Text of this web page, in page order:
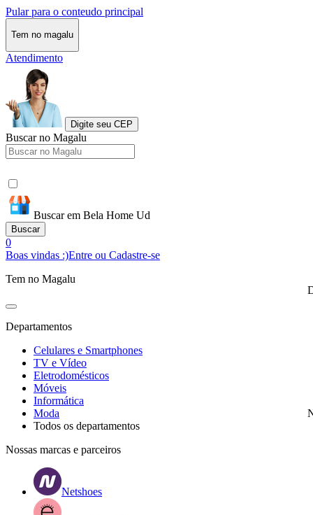
Pular para o conteudo principal
Tem no magalu
Atendimento
Digite seu CEP
Buscar no Magalu
Buscar em Bela Home Ud
Buscar
0
Boas vindas :)Entre ou Cadastre-se
Tem no Magalu
Departamentos
Celulares e Smartphones
TV e Vídeo
Eletrodomésticos
Móveis
Informática
Moda
Todos os departamentos
Nossas marcas e parceiros
Netshoes